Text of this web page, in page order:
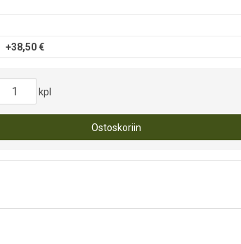
+38,50 €
kpl
Ostoskoriin